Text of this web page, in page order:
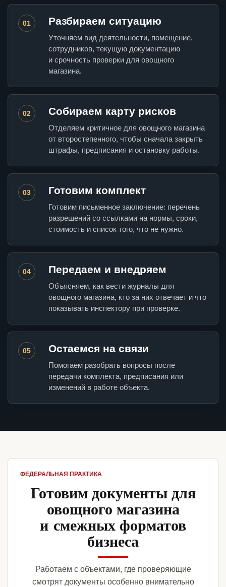
01 Разбираем ситуацию
Уточняем вид деятельности, помещение,
сотрудников, текущую документацию
и срочность проверки для овощного
магазина.
02 Собираем карту рисков
Отделяем критичное для овощного магазина
от второстепенного, чтобы сначала закрыть
штрафы, предписания и остановку работы.
03 Готовим комплект
Готовим письменное заключение: перечень
разрешений со ссылками на нормы, сроки,
стоимость и список того, что не нужно.
04 Передаем и внедряем
Объясняем, как вести журналы для
овощного магазина, кто за них отвечает и что
показывать инспектору при проверке.
05 Остаемся на связи
Помогаем разобрать вопросы после
передачи комплекта, предписания или
изменений в работе объекта.
ФЕДЕРАЛЬНАЯ ПРАКТИКА
Готовим документы для
овощного магазина
и смежных форматов
бизнеса
Работаем с объектами, где проверяющие
смотрят документы особенно внимательно